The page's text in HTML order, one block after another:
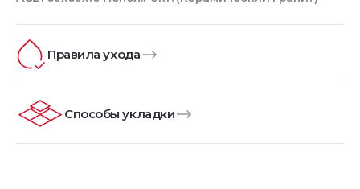
Правила ухода
Способы укладки